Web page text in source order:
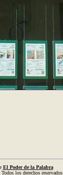
El Poder de la Palabra
los derechos reservados